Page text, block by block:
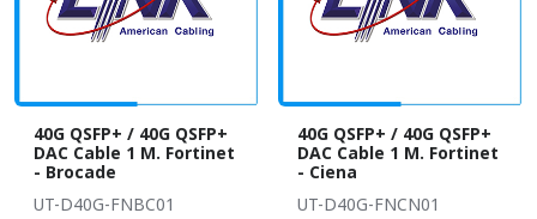
40G QSFP+ / 40G QSFP+
DAC Cable 1 M. Fortinet
- Brocade
UT-D40G-FNBC01
40G QSFP+ / 40G QSFP+
DAC Cable 1 M. Fortinet
- Ciena
UT-D40G-FNCN01